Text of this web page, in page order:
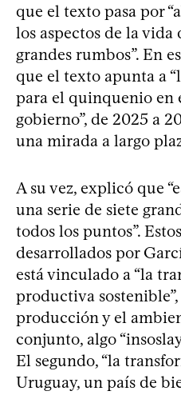
que el texto pasa por
los aspectos de la vida
grandes rumbos”. En
que el texto apunta a
para el quinquenio en
gobierno”, de 2025 a
una mirada a largo
A su vez, explicó que
una serie de siete
todos los puntos”.
desarrollados por
está vinculado a “la
productiva sostenible”,
producción y el
conjunto, algo
El segundo, “la
Uruguay, un país de